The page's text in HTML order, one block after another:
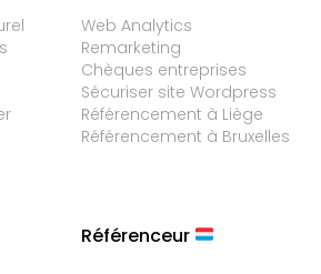
Web Analytics
Remarketing
Chèques entreprises
Sécuriser site Wordpress
Référencement à Liège
Référencement à Bruxelles
Référenceur